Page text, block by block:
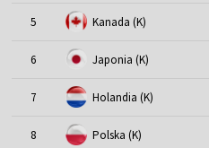
5 Kanada (K)
6 Japonia (K)
7 Holandia (K)
8 Polska (K)